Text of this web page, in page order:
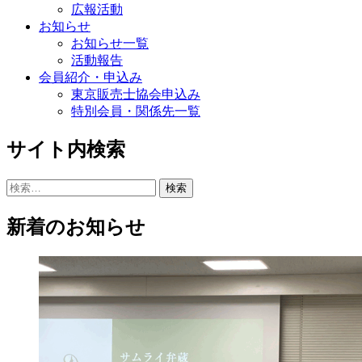
広報活動
お知らせ
お知らせ一覧
活動報告
会員紹介・申込み
東京販売士協会申込み
特別会員・関係先一覧
サイト内検索
検
新着のお知らせ